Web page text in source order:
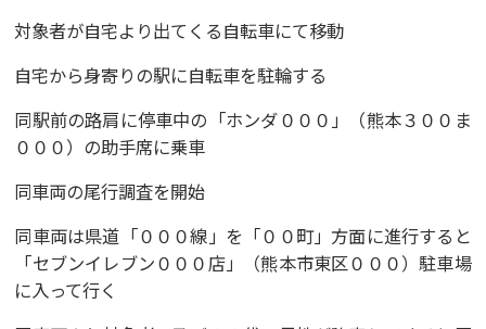
対象者が自宅より出てくる自転車にて移動
自宅から身寄りの駅に自転車を駐輪する
同駅前の路肩に停車中の「ホンダ０００」（熊本３００ま
０００）の助手席に乗車
同車両の尾行調査を開始
同車両は県道「０００線」を「００町」方面に進行すると
「セブンイレブン０００店」（熊本市東区０００）駐車場
に入って行く